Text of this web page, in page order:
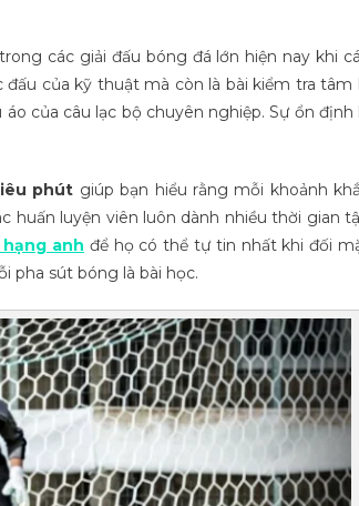
các giải đấu bóng đá lớn hiện nay khi
của kỹ thuật mà còn là bài kiểm tra tâm
của câu lạc bộ chuyên nghiệp. Sự ổn định
phút giúp bạn hiểu rằng mỗi khoảnh
huấn luyện viên luôn dành nhiều thời gian
anh để họ có thể tự tin nhất khi đối
pha sút bóng là bài học.